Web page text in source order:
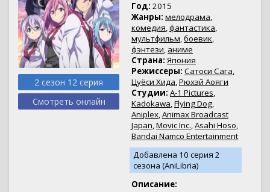
2 сезон 12 серия
Смотреть онлайн
Год: 2015
Жанры: мелодрама,
комедия,фантастика,
мультфильм,боевик,
фэнтези, аниме
Страна: Япония
Режиссеры: Сатоси Сага,
Цуёси Хида,Рюхэй Аояги
Студии: A-1 Pictures,
Kadokawa,Flying Dog,
Aniplex,Animax Broadcast
Japan,Movic Inc.,Asahi Hoso,
Bandai Namco Entertainment
Добавлена 10 серия 2
сезона (AniLibria)
Описание: